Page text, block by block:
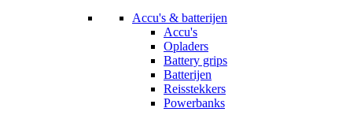
Accu's & batterijen
Accu's
Opladers
Battery grips
Batterijen
Reisstekkers
Powerbanks